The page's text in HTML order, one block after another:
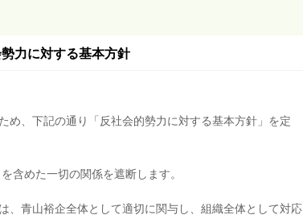
力に対する基本方針
め、下記の通り「反社会的勢力に対する基本方針」を定
含めた一切の関係を遮断します。
、青山裕企全体として適切に関与し、組織全体として対応